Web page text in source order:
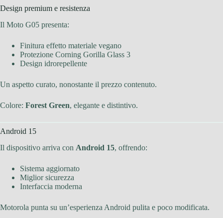
Design premium e resistenza
Il Moto G05 presenta:
Finitura effetto materiale vegano
Protezione Corning Gorilla Glass 3
Design idrorepellente
Un aspetto curato, nonostante il prezzo contenuto.
Colore: Forest Green, elegante e distintivo.
Android 15
Il dispositivo arriva con Android 15, offrendo:
Sistema aggiornato
Miglior sicurezza
Interfaccia moderna
Motorola punta su un’esperienza Android pulita e poco modificata.